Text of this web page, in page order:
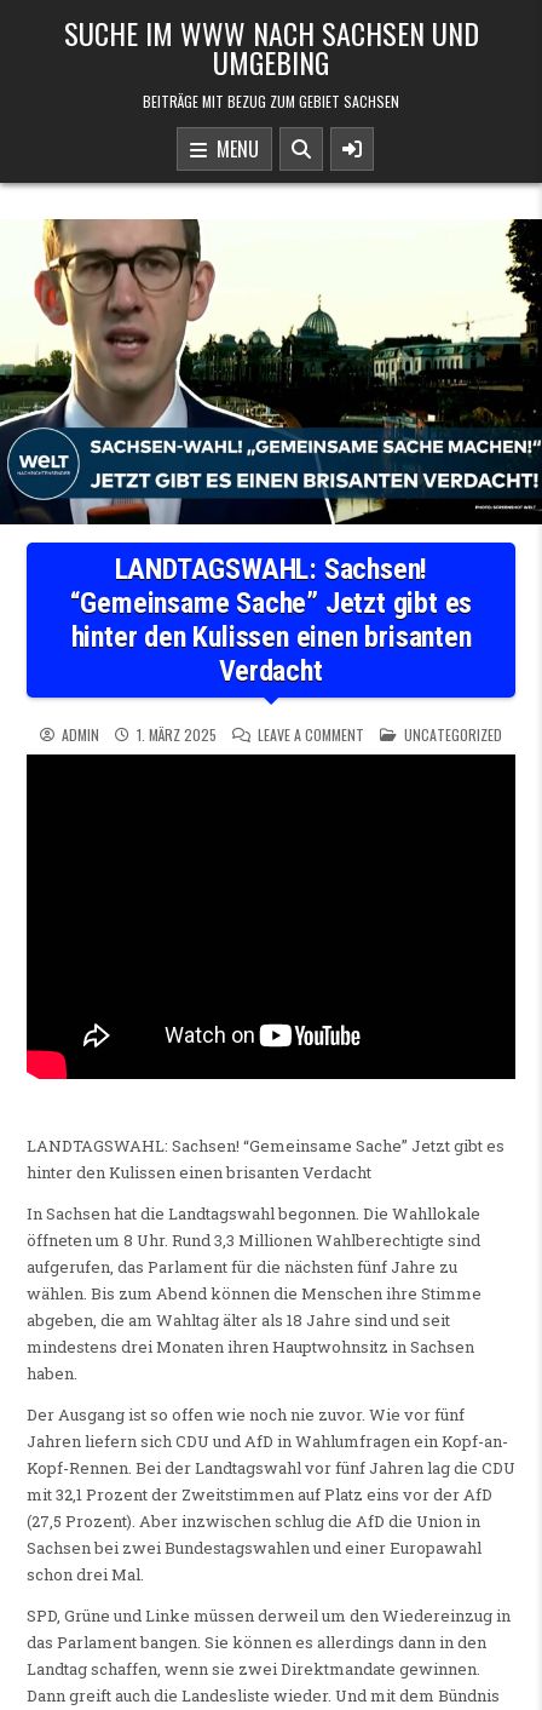
SUCHE IM WWW NACH SACHSEN UND
UMGEBING
BEITRÄGE MIT BEZUG ZUM GEBIET SACHSEN
MENU
LANDTAGSWAHL: Sachsen!
“Gemeinsame Sache” Jetzt gibt es
hinter den Kulissen einen brisanten
Verdacht
ADMIN 1. MÄRZ 2025 LEAVE A COMMENT ON LANDTAGSWAHL:
POSTED IN
UNCATEGORIZED
LANDTAGSWAHL: Sachsen! “Gemeinsame Sache” Jetzt gibt es
hinter den Kulissen einen brisanten Verdacht
In Sachsen hat die Landtagswahl begonnen. Die Wahllokale
öffneten um 8 Uhr. Rund 3,3 Millionen Wahlberechtigte sind
aufgerufen, das Parlament für die nächsten fünf Jahre zu
wählen. Bis zum Abend können die Menschen ihre Stimme
abgeben, die am Wahltag älter als 18 Jahre sind und seit
mindestens drei Monaten ihren Hauptwohnsitz in Sachsen
haben.
Der Ausgang ist so offen wie noch nie zuvor. Wie vor fünf
Jahren liefern sich CDU und AfD in Wahlumfragen ein Kopf-an-
Kopf-Rennen. Bei der Landtagswahl vor fünf Jahren lag die CDU
mit 32,1 Prozent der Zweitstimmen auf Platz eins vor der AfD
(27,5 Prozent). Aber inzwischen schlug die AfD die Union in
Sachsen bei zwei Bundestagswahlen und einer Europawahl
schon drei Mal.
SPD, Grüne und Linke müssen derweil um den Wiedereinzug in
das Parlament bangen. Sie können es allerdings dann in den
Landtag schaffen, wenn sie zwei Direktmandate gewinnen.
Dann greift auch die Landesliste wieder. Und mit dem Bündnis